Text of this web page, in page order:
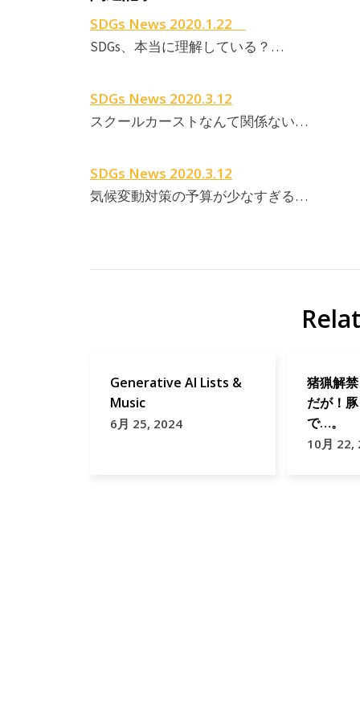
SDGs News 2020.1.22
SDGs、本当に理解している？…
SDGs News 2020.3.12
スクールカーストなんて関係ない…
SDGs News 2020.3.12
気候変動対策の予算が少なすぎる…
Generative AI Lists &
Music
6月 25, 2024
猪猟解
だが！
で…。
10月 22,